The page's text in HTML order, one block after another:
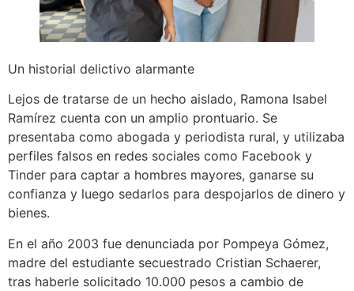
Un historial delictivo alarmante
Lejos de tratarse de un hecho aislado, Ramona Isabel
Ramírez cuenta con un amplio prontuario. Se
presentaba como abogada y periodista rural, y utilizaba
perfiles falsos en redes sociales como Facebook y
Tinder para captar a hombres mayores, ganarse su
confianza y luego sedarlos para despojarlos de dinero y
bienes.
En el año 2003 fue denunciada por Pompeya Gómez,
madre del estudiante secuestrado Cristian Schaerer,
tras haberle solicitado 10.000 pesos a cambio de